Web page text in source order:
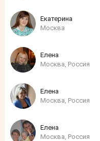
Екатерина
Москва
Елена
Москва, Россия
Елена
Москва, Россия
Елена
Москва, Россия